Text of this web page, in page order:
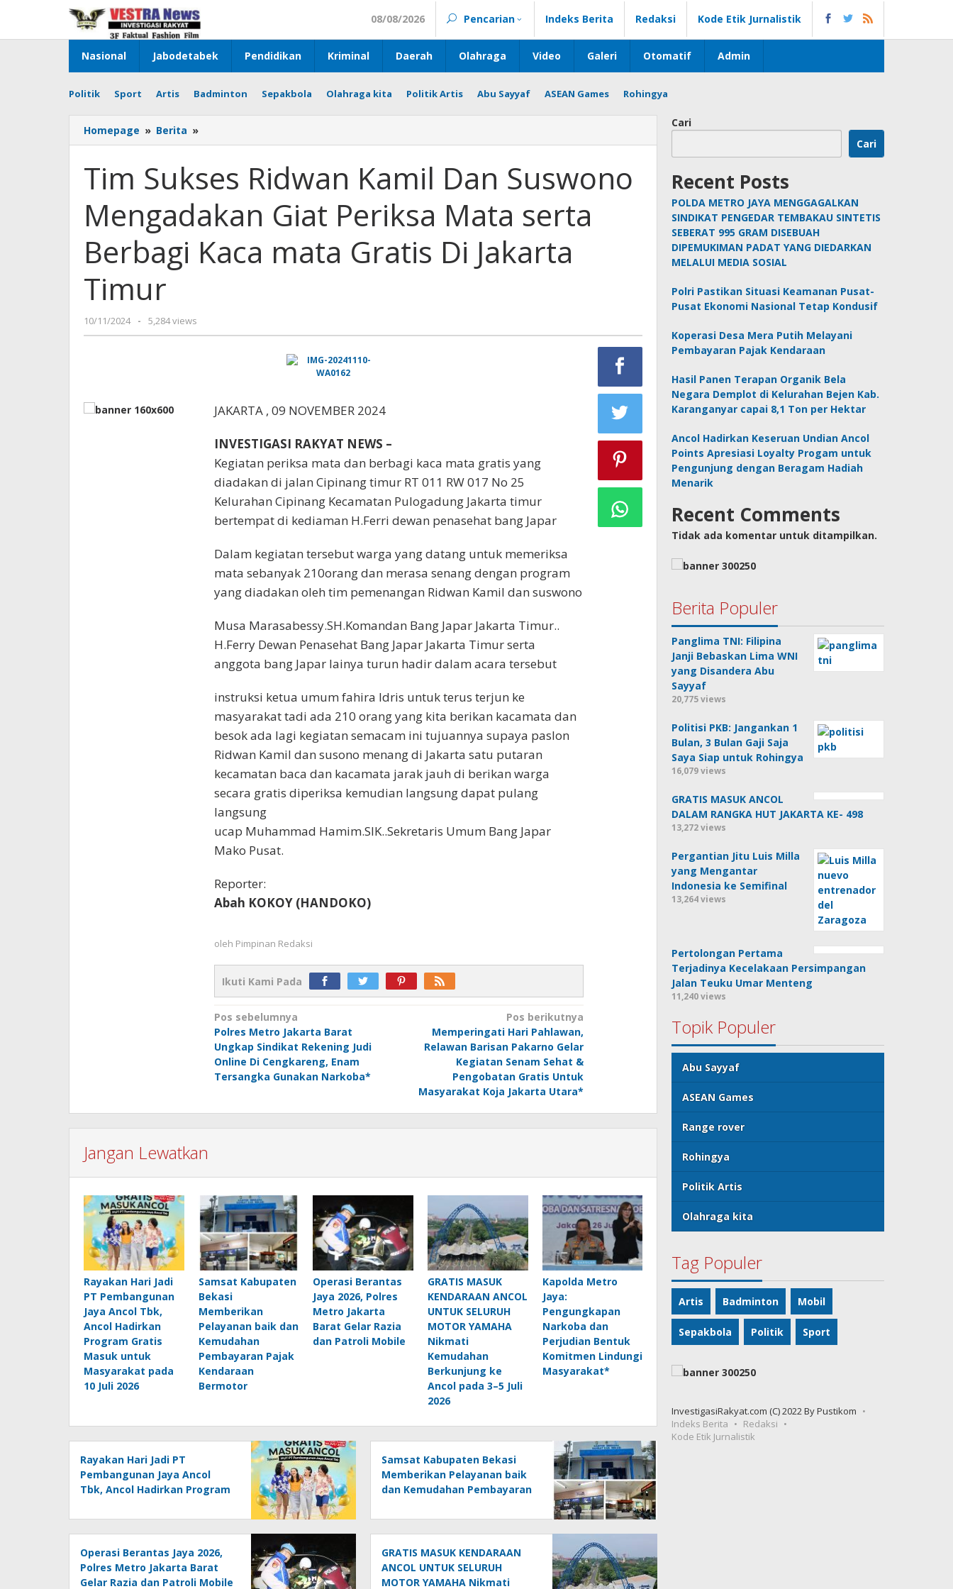
konten
08/08/2026 Pencarian Indeks Berita Redaksi Kode Etik Jurnalistik
Nasional Jabodetabek Pendidikan Kriminal Daerah Olahraga Video Galeri Otomatif Admin
Politik Sport Artis Badminton Sepakbola Olahraga kita Politik Artis Abu Sayyaf ASEAN Games Rohingya
Homepage » Berita »
Sukses
Kamil
Dan
Suswono
Mengadakan
Periksa
Mata
Gratis
Tim Sukses Ridwan Kamil Dan Suswono
Mengadakan Giat Periksa Mata serta
Berbagi Kaca mata Gratis Di Jakarta
Timur
10/11/2024
oleh
Pimpinan
- 5,284 views
JAKARTA , 09 NOVEMBER 2024
INVESTIGASI RAKYAT NEWS –
Kegiatan periksa mata dan berbagi kaca mata gratis yang
diadakan di jalan Cipinang timur RT 011 RW 017 No 25
Kelurahan Cipinang Kecamatan Pulogadung Jakarta timur
bertempat di kediaman H.Ferri dewan penasehat bang Japar
Dalam kegiatan tersebut warga yang datang untuk memeriksa
mata sebanyak 210orang dan merasa senang dengan program
yang diadakan oleh tim pemenangan Ridwan Kamil dan suswono
Musa Marasabessy.SH.Komandan Bang Japar Jakarta Timur..
H.Ferry Dewan Penasehat Bang Japar Jakarta Timur serta
anggota bang Japar lainya turun hadir dalam acara tersebut
instruksi ketua umum fahira Idris untuk terus terjun ke
masyarakat tadi ada 210 orang yang kita berikan kacamata dan
besok ada lagi kegiatan semacam ini tujuannya supaya paslon
Ridwan Kamil dan susono menang di Jakarta satu putaran
kecamatan baca dan kacamata jarak jauh di berikan warga
secara gratis diperiksa kemudian langsung dapat pulang
langsung
ucap Muhammad Hamim.SIK..Sekretaris Umum Bang Japar
Mako Pusat.
Reporter:
Abah KOKOY (HANDOKO)
oleh Pimpinan Redaksi
Ikuti Kami Pada
Navigasi
pos
Pos sebelumnya
Polres Metro Jakarta Barat
Ungkap Sindikat Rekening Judi
Online Di Cengkareng, Enam
Tersangka Gunakan Narkoba*
Pos berikutnya
Memperingati Hari Pahlawan,
Relawan Barisan Pakarno Gelar
Kegiatan Senam Sehat &
Pengobatan Gratis Untuk
Masyarakat Koja Jakarta Utara*
Jangan Lewatkan
Rayakan Hari Jadi
PT Pembangunan
Jaya Ancol Tbk,
Ancol Hadirkan
Program Gratis
Masuk untuk
Masyarakat pada
10 Juli 2026
Samsat Kabupaten
Bekasi
Memberikan
Pelayanan baik dan
Kemudahan
Pembayaran Pajak
Kendaraan
Bermotor
Operasi Berantas
Jaya 2026, Polres
Metro Jakarta
Barat Gelar Razia
dan Patroli Mobile
GRATIS MASUK
KENDARAAN ANCOL
UNTUK SELURUH
MOTOR YAMAHA
Nikmati
Kemudahan
Berkunjung ke
Ancol pada 3–5 Juli
2026
Kapolda Metro
Jaya:
Pengungkapan
Narkoba dan
Perjudian Bentuk
Komitmen Lindungi
Masyarakat*
Rayakan Hari Jadi PT
Pembangunan Jaya Ancol
Tbk, Ancol Hadirkan Program
Masyarakat pada 10 Juli 2026
Samsat Kabupaten Bekasi
Memberikan Pelayanan baik
dan Kemudahan Pembayaran
Operasi Berantas Jaya 2026,
Polres Metro Jakarta Barat
Gelar Razia dan Patroli Mobile
GRATIS MASUK KENDARAAN
ANCOL UNTUK SELURUH
MOTOR YAMAHA Nikmati
Cari
Cari
Recent Posts
POLDA METRO JAYA MENGGAGALKAN
SINDIKAT PENGEDAR TEMBAKAU SINTETIS
SEBERAT 995 GRAM DISEBUAH
DIPEMUKIMAN PADAT YANG DIEDARKAN
MELALUI MEDIA SOSIAL
Polri Pastikan Situasi Keamanan Pusat-
Pusat Ekonomi Nasional Tetap Kondusif
Koperasi Desa Mera Putih Melayani
Pembayaran Pajak Kendaraan
Hasil Panen Terapan Organik Bela
Negara Demplot di Kelurahan Bejen Kab.
Karanganyar capai 8,1 Ton per Hektar
Ancol Hadirkan Keseruan Undian Ancol
Points Apresiasi Loyalty Progam untuk
Pengunjung dengan Beragam Hadiah
Menarik
Recent Comments
Tidak ada komentar untuk ditampilkan.
Berita Populer
Panglima TNI: Filipina
Janji Bebaskan Lima WNI
yang Disandera Abu
Sayyaf
20,775 views
Politisi PKB: Jangankan 1
Bulan, 3 Bulan Gaji Saja
Saya Siap untuk Rohingya
16,079 views
GRATIS MASUK ANCOL
DALAM RANGKA HUT JAKARTA KE- 498
13,272 views
Pergantian Jitu Luis Milla
yang Mengantar
Indonesia ke Semifinal
13,264 views
Pertolongan Pertama
Terjadinya Kecelakaan Persimpangan
Jalan Teuku Umar Menteng
11,240 views
Topik Populer
Abu Sayyaf
ASEAN Games
Range rover
Rohingya
Politik Artis
Olahraga kita
Tag Populer
Artis Badminton Mobil
Sepakbola Politik Sport
InvestigasiRakyat.com (C) 2022 By Pustikom
Indeks Berita
Redaksi
Kode Etik Jurnalistik